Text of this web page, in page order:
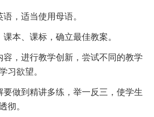
，适当使用母语。
本、课标，确立最佳教案。
容，进行教学创新，尝试不同的教学
习欲望。
要做到精讲多练，举一反三，使学生
彻。